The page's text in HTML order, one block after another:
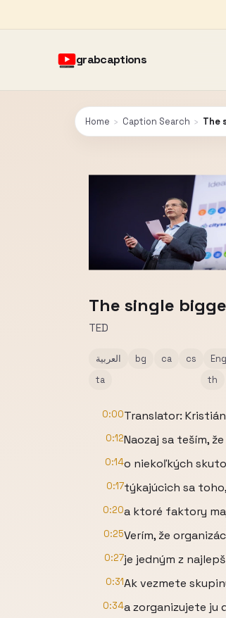
grabcaptions
Home › Caption Search › The
The single
TED
العربية bg ca cs
ta
th
0:00Translator:
0:12Naozaj sa teším,
0:14o niekoľkých
0:17týkajúcich sa
0:20a ktoré faktory
0:25Verím, že
0:27je jedným z
0:31Ak vezmete
0:34a zorganizujete ju